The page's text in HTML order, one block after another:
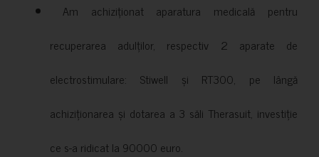
Am achiziționat aparatura medicală pentru
recuperarea adulților, respectiv 2 aparate de
electrostimulare: Stiwell și RT300, pe lângă
achiziționarea și dotarea a 3 săli Therasuit, investiție
ce s-a ridicat la 90000 euro.